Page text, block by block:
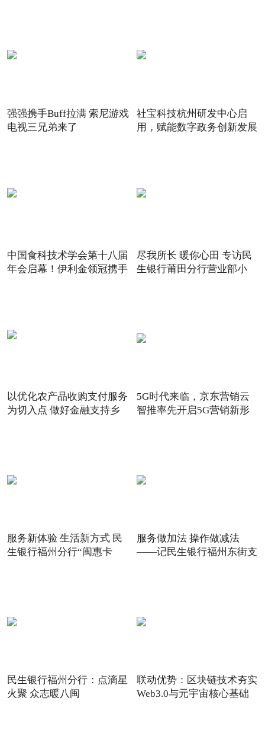
强强携手Buff拉满 索尼游戏
电视三兄弟来了
社宝科技杭州研发中心启
用，赋能数字政务创新发展
中国食科技术学会第十八届
年会启幕！伊利金领冠携手
尽我所长 暖你心田 专访民
生银行莆田分行营业部小
以优化农产品收购支付服务
为切入点 做好金融支持乡
5G时代来临，京东营销云
智推率先开启5G营销新形
服务新体验 生活新方式 民
生银行福州分行“闽惠卡
服务做加法 操作做减法
——记民生银行福州东街支
民生银行福州分行：点滴星
火聚 众志暖八闽
联动优势：区块链技术夯实
Web3.0与元宇宙核心基础